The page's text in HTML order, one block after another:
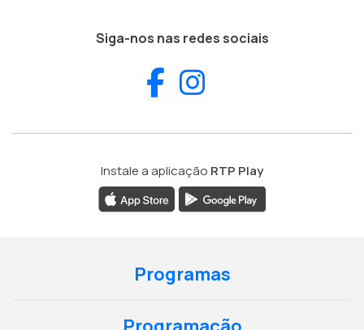
Siga-nos nas redes sociais
Facebook
Instale a aplicação RTP Play
Programas